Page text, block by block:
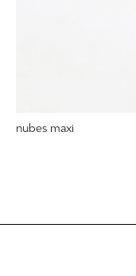
nubes maxi